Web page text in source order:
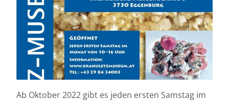
Ab Oktober 2022 gibt es jeden ersten Samstag im